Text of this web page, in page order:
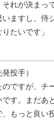
れが決まっ
ますし、侍
たいです」
投手）
のですが、
す。まだあ
もっと良い